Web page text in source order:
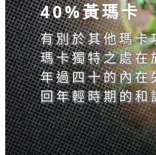
40%黃瑪卡
有別於其他瑪卡
瑪卡獨特之處在
年過四十的內在
回年輕時期的和